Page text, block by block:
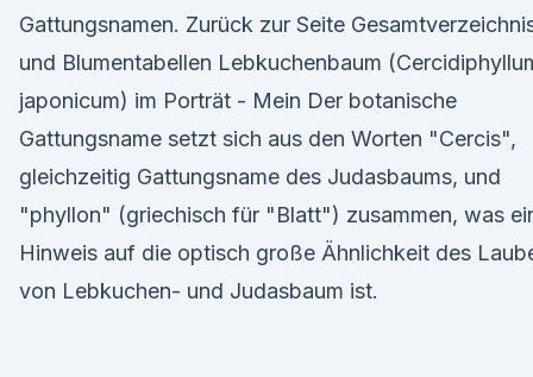
Gattungsnamen. Zurück zur Seite
und Blumentabellen Lebkuchenbaum
japonicum) im Porträt - Mein Der botanische
Gattungsname setzt sich aus den Worten "Cercis",
gleichzeitig Gattungsname des Judasbaums, und
"phyllon" (griechisch für "Blatt") zusammen, was
Hinweis auf die optisch große Ähnlichkeit des
von Lebkuchen- und Judasbaum ist.